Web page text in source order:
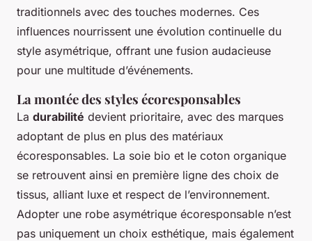
traditionnels avec des touches modernes. Ces
influences nourrissent une évolution continuelle du
style asymétrique, offrant une fusion audacieuse
pour une multitude d’événements.
La montée des styles écoresponsables
La durabilité devient prioritaire, avec des marques
adoptant de plus en plus des matériaux
écoresponsables. La soie bio et le coton organique
se retrouvent ainsi en première ligne des choix de
tissus, alliant luxe et respect de l’environnement.
Adopter une robe asymétrique écoresponsable n’est
pas uniquement un choix esthétique, mais également